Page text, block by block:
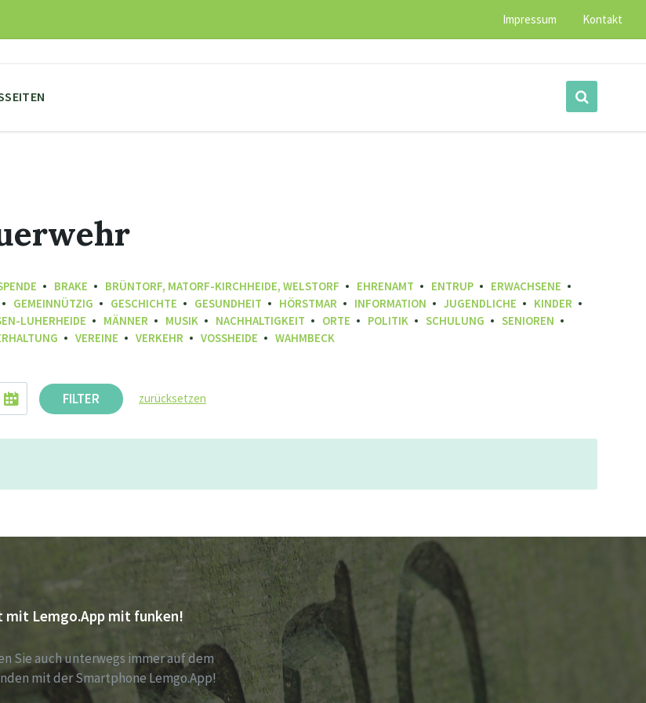
Impressum Kontakt
BRAKE BRÜNTORF, MATORF-KIRCHHEIDE, WELSTORF EHRENAMT ENTRUP
ERWACHSENE
GEMEINNÜTZIG GESCHICHTE GESUNDHEIT HÖRSTMAR INFORMATION JUGENDLICHE
KINDER
LUHERHEIDE MÄNNER MUSIK NACHHALTIGKEIT ORTE POLITIK SCHULUNG
SENIOREN
VEREINE VERKEHR VOSSHEIDE WAHMBECK
FILTER zurücksetzen
mit Lemgo.App mit funken!
Sie auch unterwegs immer auf dem
mit der Smartphone Lemgo.App!